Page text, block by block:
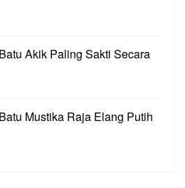
Akik Paling Sakti Secara
Mustika Raja Elang Putih